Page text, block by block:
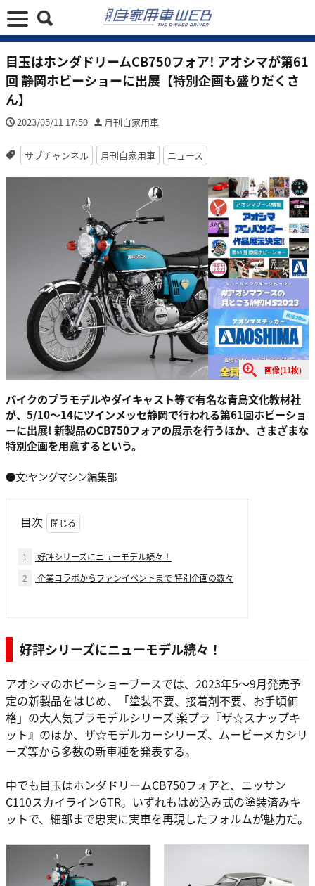
目玉はホンダドリームCB750フォア! アオシマが第61
回 静岡ホビーショーに出展【特別企画も盛りだくさ
ん】
2023/05/11 17:50 月刊自家用車
サブチャンネル 月刊自家用車 ニュース
画像(11枚)
バイクのプラモデルやダイキャスト等で有名な青島文化教材社
が、5/10～14にツインメッセ静岡で行われる第61回ホビーショ
ーに出展! 新製品のCB750フォアの展示を行うほか、さまざまな
特別企画を用意するという。
●文:ヤングマシン編集部
目次
1
好評シリーズにニューモデル続々！
2
企業コラボからファンイベントまで 特別企画の数々
好評シリーズにニューモデル続々！
アオシマのホビーショーブースでは、2023年5～9月発売予
定の新製品をはじめ、「塗装不要、接着剤不要、お手頃価
格」の大人気プラモデルシリーズ 楽プラ『ザ☆スナップキ
ット』のほか、ザ☆モデルカーシリーズ、ムービーメカシリ
ーズ等から多数の新車種を発表する。
中でも目玉はホンダドリームCB750フォアと、ニッサン
C110スカイラインGTR。いずれもはめ込み式の塗装済みキ
ットで、細部まで忠実に実車を再現したフォルムが魅力だ。